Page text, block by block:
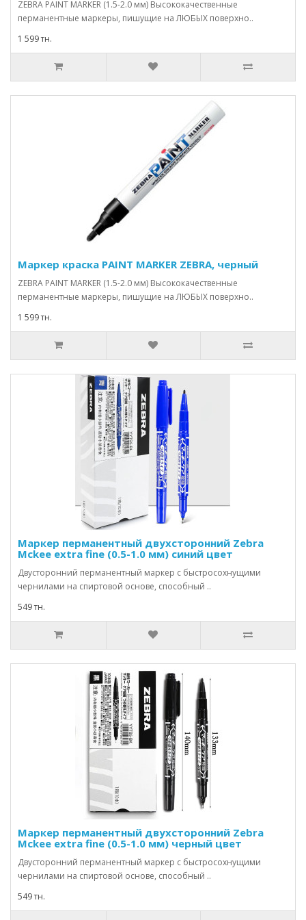
ZEBRA PAINT MARKER (1.5-2.0 мм) Высококачественные
перманентные маркеры, пишущие на ЛЮБЫХ поверхно..
1 599 тн.
Маркер краска PAINT MARKER ZEBRA, черный
ZEBRA PAINT MARKER (1.5-2.0 мм) Высококачественные
перманентные маркеры, пишущие на ЛЮБЫХ поверхно..
1 599 тн.
Маркер перманентный двухсторонний Zebra
Mckee extra fine (0.5-1.0 мм) синий цвет
Двусторонний перманентный маркер с быстросохнущими
чернилами на спиртовой основе, способный ..
549 тн.
Маркер перманентный двухсторонний Zebra
Mckee extra fine (0.5-1.0 мм) черный цвет
Двусторонний перманентный маркер с быстросохнущими
чернилами на спиртовой основе, способный ..
549 тн.